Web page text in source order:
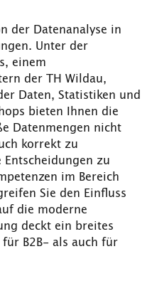
der Datenanalyse in
Unter der
einem
der TH Wildau,
Daten, Statistiken und
bieten Ihnen die
Datenmengen nicht
korrekt zu
zu
im Bereich
Sie den Einfluss
die moderne
deckt ein breites
B2B- als auch für